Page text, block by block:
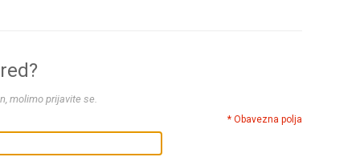
molimo prijavite se.
* Obavezna polja